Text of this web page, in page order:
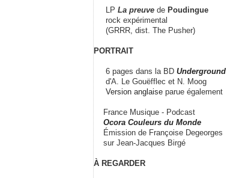
LP La preuve de Poudingue
rock expérimental
(GRRR, dist. The Pusher)
PORTRAIT
6 pages dans la BD Underground
d'A. Le Gouëfflec et N. Moog
Version anglaise parue également
France Musique - Podcast
Ocora Couleurs du Monde
Émission de Françoise Degeorges
sur Jean-Jacques Birgé
À REGARDER